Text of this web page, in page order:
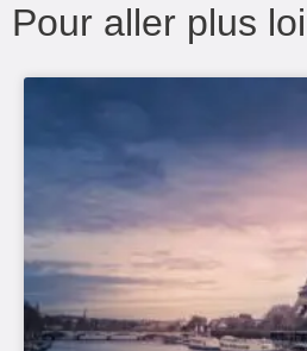
Pour aller plus